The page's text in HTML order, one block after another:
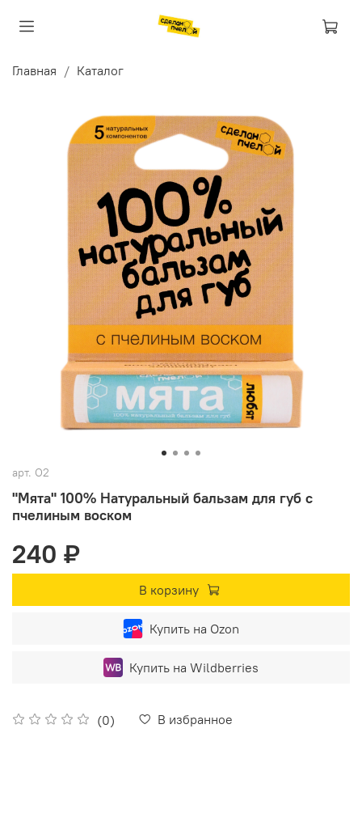
Главная Каталог
арт. O2
"Мята" 100% Натуральный бальзам для губ с
пчелиным воском
(0) В избранное
240 ₽
В корзину
Купить на Ozon
Купить на Wildberries